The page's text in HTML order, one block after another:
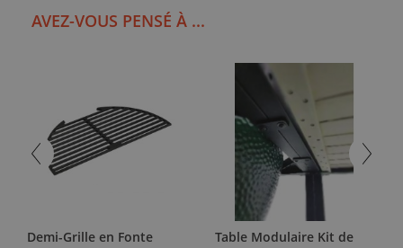
AVEZ-VOUS PENSÉ À ...
Demi-Grille en Fonte
Table Modulaire Kit de